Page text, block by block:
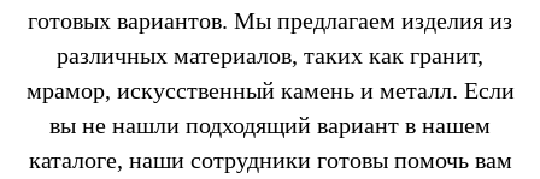
готовых вариантов. Мы предлагаем изделия из
различных материалов, таких как гранит,
мрамор, искусственный камень и металл. Если
вы не нашли подходящий вариант в нашем
каталоге, наши сотрудники готовы помочь вам